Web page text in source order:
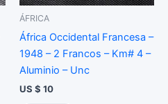
ÁFRICA
África Occidental Francesa –
1948 – 2 Francos – Km# 4 –
Aluminio – Unc
US $ 10